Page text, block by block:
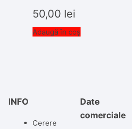
50,00 lei
Adaugă în coș
INFO
Cerere
Date
comerciale